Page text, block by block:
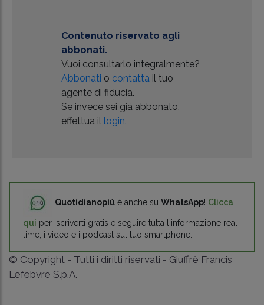
Contenuto riservato agli
abbonati.
Vuoi consultarlo integralmente?
Abbonati o contatta il tuo
agente di fiducia.
Se invece sei già abbonato,
effettua il login.
Quotidianopiù è anche su WhatsApp! Clicca
qui per iscriverti gratis e seguire tutta l'informazione real
time, i video e i podcast sul tuo smartphone.
© Copyright - Tutti i diritti riservati - Giuffrè Francis
Lefebvre S.p.A.